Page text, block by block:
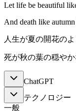
Let life be beautiful
And death like autumn
人生が夏の開花の
死が秋の葉の穏や
ChatGPT
テクノロジー
一般